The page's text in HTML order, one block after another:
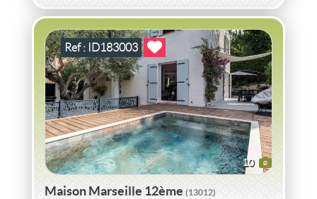
10
Ref : ID183003
Maison Marseille 12ème(13012)